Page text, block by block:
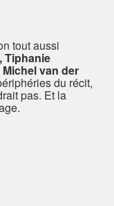
tout aussi
Tiphanie
van der
du récit,
pas. Et la